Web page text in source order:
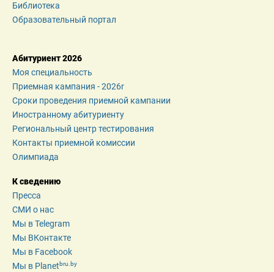
Библиотека
Образовательный портал
Абитуриент 2026
Моя специальность
Приемная кампания - 2026r
Сроки проведения приемной кампании
Иностранному абитуриенту
Региональный центр тестирования
Контакты приемной комиссии
Олимпиада
К сведению
Пресса
СМИ о нас
Мы в Telegram
Мы ВКонтакте
Мы в Facebook
Мы в Planetbru.by